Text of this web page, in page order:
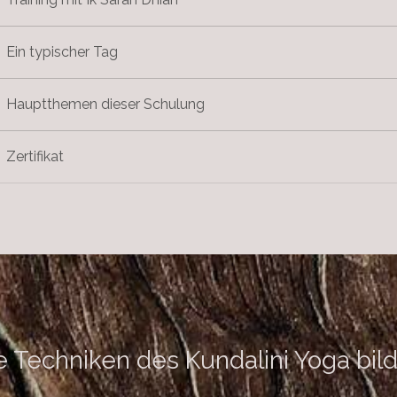
Ein typischer Tag
Hauptthemen dieser Schulung
Zertifikat
Techniken des Kundalini Yoga